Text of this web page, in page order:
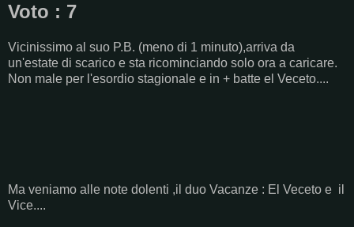
Voto : 7
Vicinissimo al suo P.B. (meno di 1 minuto),arriva da
un'estate di scarico e sta ricominciando solo ora a caricare.
Non male per l'esordio stagionale e in + batte el Veceto....
Ma veniamo alle note dolenti ,il duo Vacanze : El Veceto e il
Vice....